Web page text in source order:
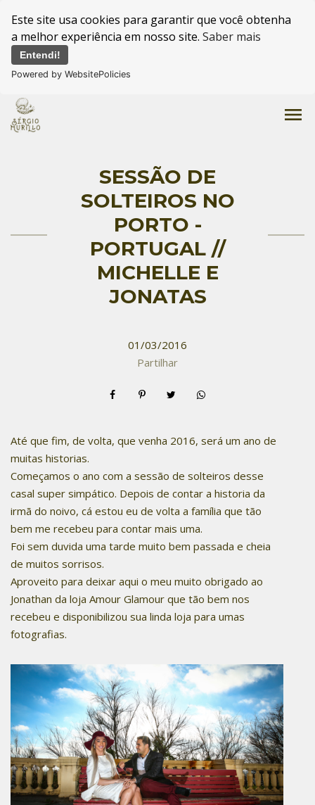
Este site usa cookies para garantir que você obtenha
a melhor experiência em nosso site. Saber mais
Entendi!
Powered by WebsitePolicies
menu
SESSÃO DE
SOLTEIROS NO
PORTO -
PORTUGAL //
MICHELLE E
JONATAS
01/03/2016
Partilhar
Até que fim, de volta, que venha 2016, será um ano de
muitas historias.
Começamos o ano com a sessão de solteiros desse
casal super simpático. Depois de contar a historia da
irmã do noivo, cá estou eu de volta a família que tão
bem me recebeu para contar mais uma.
Foi sem duvida uma tarde muito bem passada e cheia
de muitos sorrisos.
Aproveito para deixar aqui o meu muito obrigado ao
Jonathan da loja Amour Glamour que tão bem nos
recebeu e disponibilizou sua linda loja para umas
fotografias.